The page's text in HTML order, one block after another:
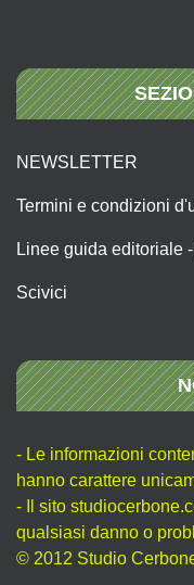
NEWSLETTER
Termini e condizioni
Linee guida editoriale
Scivici
- Le informazioni
hanno carattere
- Il sito
qualsiasi danno o
© 2012 Studio